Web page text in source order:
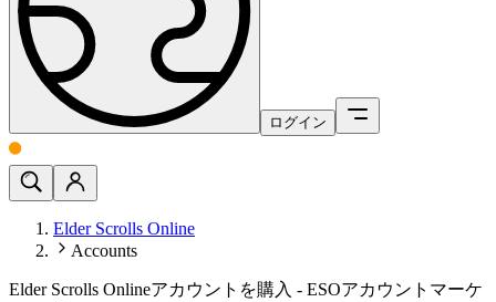
ログイン
Elder Scrolls Online
Accounts
Elder Scrolls Onlineアカウントを購入 - ESOアカウントマーケ